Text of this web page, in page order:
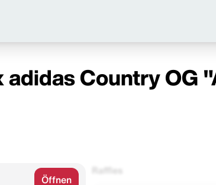
adidas Country OG
Öffnen
Raffles